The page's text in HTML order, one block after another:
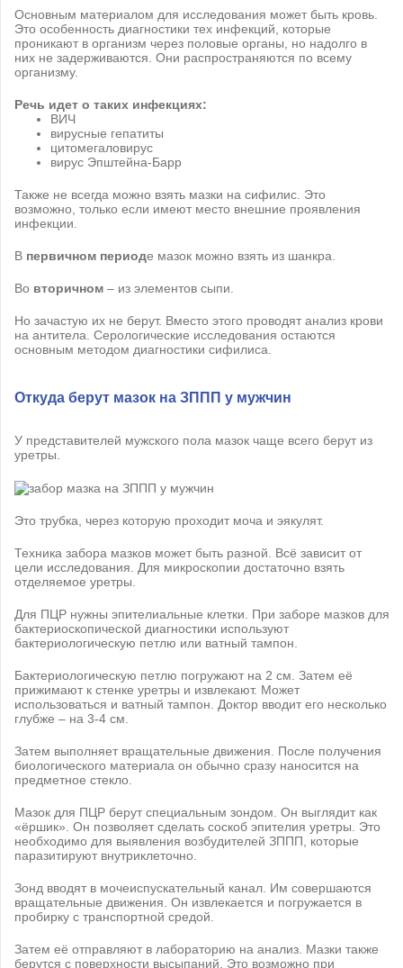
Основным материалом для исследования может быть кровь.
Это особенность диагностики тех инфекций, которые
проникают в организм через половые органы, но надолго в
них не задерживаются. Они распространяются по всему
организму.
Речь идет о таких инфекциях:
ВИЧ
вирусные гепатиты
цитомегаловирус
вирус Эпштейна-Барр
Также не всегда можно взять мазки на сифилис. Это
возможно, только если имеют место внешние проявления
инфекции.
В первичном периоде мазок можно взять из шанкра.
Во вторичном – из элементов сыпи.
Но зачастую их не берут. Вместо этого проводят анализ крови
на антитела. Серологические исследования остаются
основным методом диагностики сифилиса.
Откуда берут мазок на ЗППП у мужчин
У представителей мужского пола мазок чаще всего берут из
уретры.
Это трубка, через которую проходит моча и эякулят.
Техника забора мазков может быть разной. Всё зависит от
цели исследования. Для микроскопии достаточно взять
отделяемое уретры.
Для ПЦР нужны эпителиальные клетки. При заборе мазков для
бактериоскопической диагностики используют
бактериологическую петлю или ватный тампон.
Бактериологическую петлю погружают на 2 см. Затем её
прижимают к стенке уретры и извлекают. Может
использоваться и ватный тампон. Доктор вводит его несколько
глубже – на 3-4 см.
Затем выполняет вращательные движения. После получения
биологического материала он обычно сразу наносится на
предметное стекло.
Мазок для ПЦР берут специальным зондом. Он выглядит как
«ёршик». Он позволяет сделать соскоб эпителия уретры. Это
необходимо для выявления возбудителей ЗППП, которые
паразитируют внутриклеточно.
Зонд вводят в мочеиспускательный канал. Им совершаются
вращательные движения. Он извлекается и погружается в
пробирку с транспортной средой.
Затем её отправляют в лабораторию на анализ. Мазки также
берутся с поверхности высыпаний. Это возможно при